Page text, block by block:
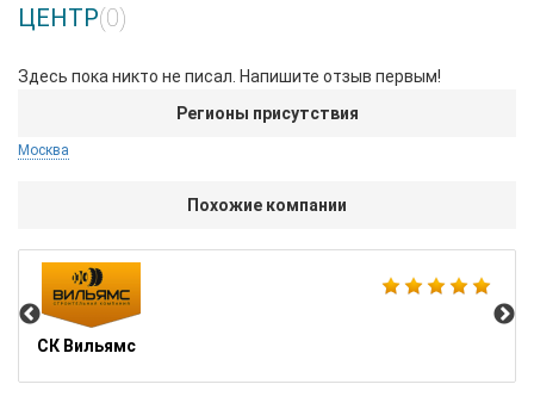
ЦЕНТР(0)
Здесь пока никто не писал. Напишите отзыв первым!
Регионы присутствия
Москва
Похожие компании
СК Вильямс